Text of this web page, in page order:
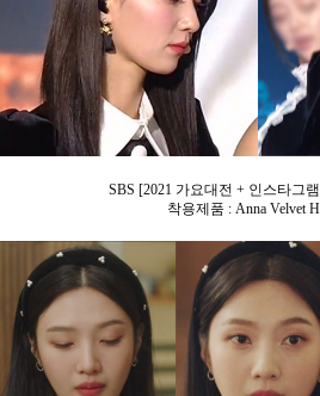
SBS [2021 가요대전 + 인스타그
착용제품 : Anna Velvet